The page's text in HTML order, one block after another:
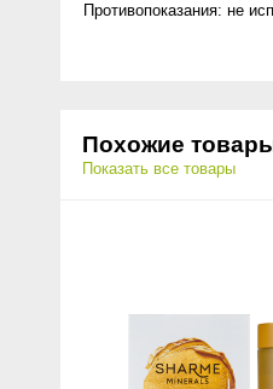
Противопоказания: не
Похожие
Показать все товары